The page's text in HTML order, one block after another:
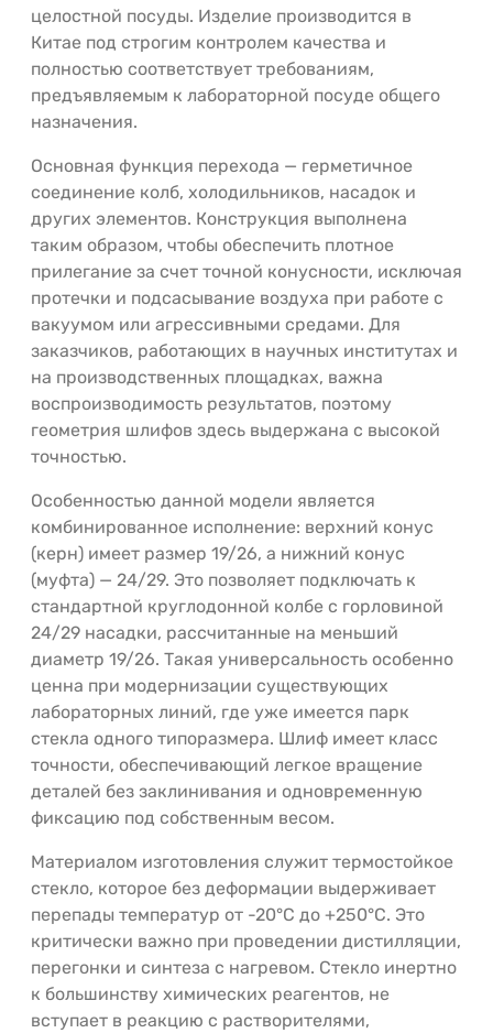
целостной посуды. Изделие производится в
Китае под строгим контролем качества и
полностью соответствует требованиям,
предъявляемым к лабораторной посуде общего
назначения.
Основная функция перехода — герметичное
соединение колб, холодильников, насадок и
других элементов. Конструкция выполнена
таким образом, чтобы обеспечить плотное
прилегание за счет точной конусности, исключая
протечки и подсасывание воздуха при работе с
вакуумом или агрессивными средами. Для
заказчиков, работающих в научных институтах и
на производственных площадках, важна
воспроизводимость результатов, поэтому
геометрия шлифов здесь выдержана с высокой
точностью.
Особенностью данной модели является
комбинированное исполнение: верхний конус
(керн) имеет размер 19/26, а нижний конус
(муфта) — 24/29. Это позволяет подключать к
стандартной круглодонной колбе с горловиной
24/29 насадки, рассчитанные на меньший
диаметр 19/26. Такая универсальность особенно
ценна при модернизации существующих
лабораторных линий, где уже имеется парк
стекла одного типоразмера. Шлиф имеет класс
точности, обеспечивающий легкое вращение
деталей без заклинивания и одновременную
фиксацию под собственным весом.
Материалом изготовления служит термостойкое
стекло, которое без деформации выдерживает
перепады температур от -20°C до +250°C. Это
критически важно при проведении дистилляции,
перегонки и синтеза с нагревом. Стекло инертно
к большинству химических реагентов, не
вступает в реакцию с растворителями,